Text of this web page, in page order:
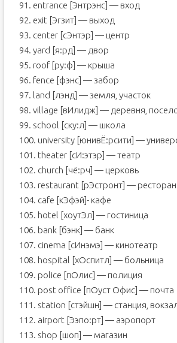
91. entrance [Энтрэнс] — вход
92. exit [Эгзит] — выход
93. center [сЭнтэр] — центр
94. yard [я:рд] — двор
95. roof [ру:ф] — крыша
96. fence [фэнс] — забор
97. land [лэнд] — земля, участок
98. village [вИлидж] — деревня,
99. school [ску:л] — школа
100. university [юнивЁ:рсити] —
101. theater [сИ:этэр] — театр
102. church [чё:рч] — церковь
103. restaurant [рЭстронт] — ресторан
104. cafe [кЭфэй]- кафе
105. hotel [хоутЭл] — гостиница
106. bank [бэнк] — банк
107. cinema [сИнэмэ] — кинотеатр
108. hospital [хОспитл] — больница
109. police [пОлис] — полиция
110. post office [пОуст Офис] — почта
111. station [стэйшн] — станция,
112. airport [Ээпо:рт] — аэропорт
113. shop [шоп] — магазин